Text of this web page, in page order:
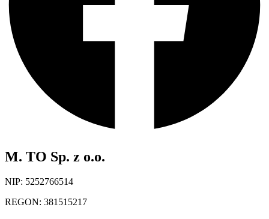
M. TO Sp. z o.o.
NIP: 5252766514
REGON: 381515217